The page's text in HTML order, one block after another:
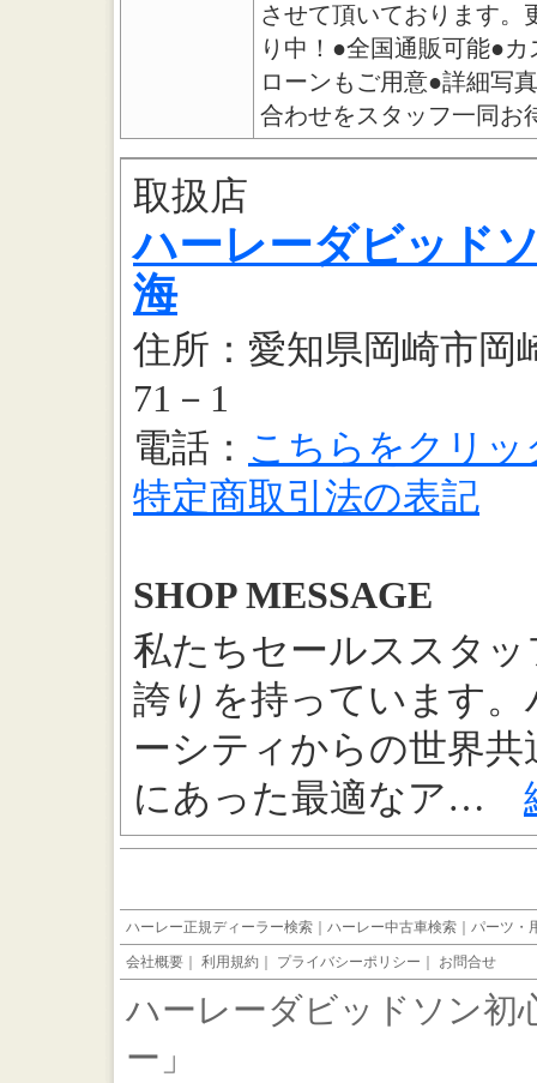
させて頂いております。
り中！●全国通販可能●
ローンもご用意●詳細写
合わせをスタッフ一同お
取扱店
ハーレーダビッド
海
住所：愛知県岡崎市岡
71－1
電話： こちらをクリッ
特定商取引法の表記
SHOP MESSAGE
私たちセールススタ
誇りを持っています
ーシティからの世界
にあった最適なア…
ハーレー正規ディーラー検索 ハーレー中古車検索 パーツ・
会社概要 利用規約 プライバシーポリシー お問合せ
ハーレーダビッドソン初
ー」